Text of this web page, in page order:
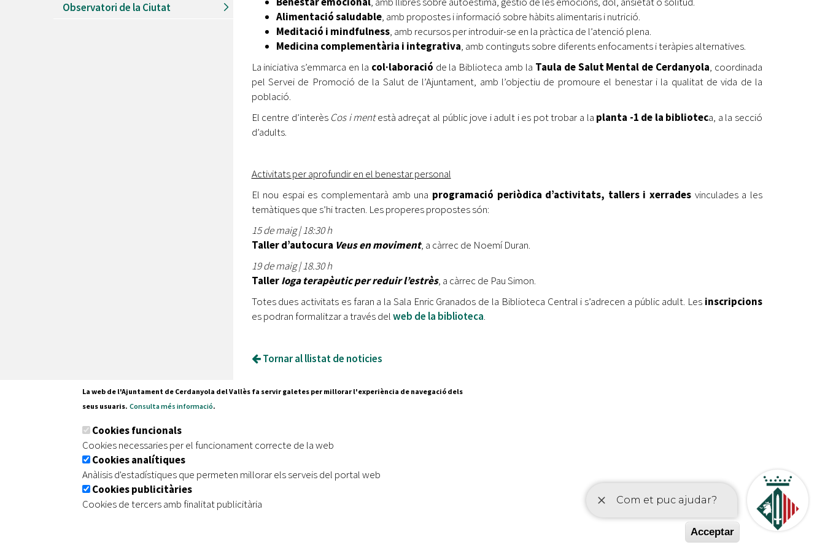
Observatori de la Ciutat
Alimentació saludable, amb propostes i informació sobre hàbits alimentaris i nutrició.
Meditació i mindfulness, amb recursos per introduir-se en la pràctica de l’atenció plena.
Medicina complementària i integrativa, amb continguts sobre diferents enfocaments i teràpies alternatives.
La iniciativa s’emmarca en la col·laboració de la Biblioteca amb la Taula de Salut Mental de Cerdanyola, coordinada
pel Servei de Promoció de la Salut de l’Ajuntament, amb l’objectiu de promoure el benestar i la qualitat de vida de la
població.
El centre d’interès Cos i mentestà adreçat al públic jove i adult i es pot trobar a la planta -1 de la biblioteca, a la secció
d’adults.
Activitats per aprofundir en el benestar personal
El nou espai es complementarà amb una programació periòdica d’activitats, tallers i xerrades vinculades a les
temàtiques que s’hi tracten. Les properes propostes són:
15 de maig | 18:30 h
Taller d’autocura Veus en moviment, a càrrec de Noemí Duran.
19 de maig | 18.30 h
TallerIoga terapèutic per reduir l’estrès, a càrrec de Pau Simon.
Totes dues activitats es faran a la Sala Enric Granados de la Biblioteca Central i s’adrecen a públic adult. Les inscripcions
es podran formalitzar a través delweb de la biblioteca.
Tornar al llistat de noticies
Tel. 935 80 88 88
| Avís legal | Protecció de dades
La web de l'Ajuntament de Cerdanyola del Vallès fa servir galetes per millorar l'experiència de navegació dels
seus usuaris. Consulta més informació.
Cookies funcionals
Cookies necessaries per el funcionament correcte de la web
Cookies analítiques
Anàlisis d'estadístiques que permeten millorar els serveis del portal web
Cookies publicitàries
Cookies de tercers amb finalitat publicitària
Acceptar